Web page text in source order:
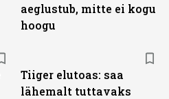
aeglustub, mitte ei kogu
hoogu
Tiiger elutoas: saa
lähemalt tuttavaks